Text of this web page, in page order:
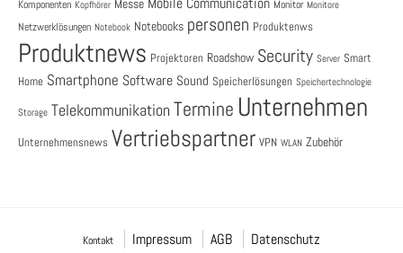
Komponenten Kopfhörer Messe Monitor Monitore
Netzwerklösungen Notebook Notebooks personen Produktenws
Produktnews Projektoren Roadshow Security Server Smart
Home Smartphone Software Sound Speicherlösungen Speichertechnologie
Storage Telekommunikation Termine Unternehmen
Unternehmensnews Vertriebspartner VPN WLAN Zubehör
Kontakt Impressum AGB Datenschutz